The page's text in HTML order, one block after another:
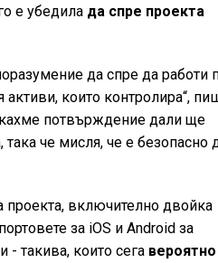
е убедила да спре проекта
да спре да работи
активи, които контролира“,
потвърждение дали ще
че мисля, че е безопасно
проекта, включително двойка
за iOS и Android за
- такива, които сега вероятно